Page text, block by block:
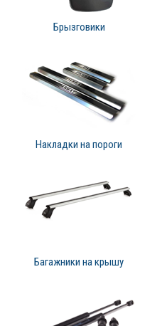
Брызговики
Накладки на пороги
Багажники на крышу